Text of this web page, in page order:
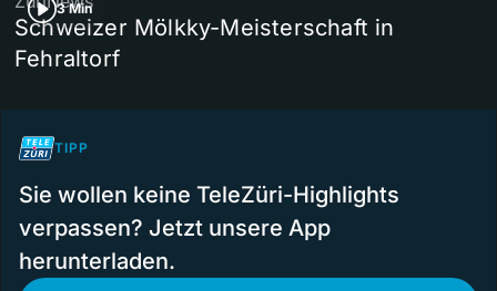
3 Min
Schweizer Mölkky-Meisterschaft in
Fehraltorf
TIPP
Sie wollen keine TeleZüri-Highlights
verpassen? Jetzt unsere App
herunterladen.